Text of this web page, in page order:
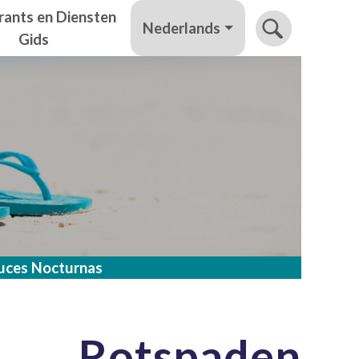
en Diensten
Gids
Nederlands
Nocturnas